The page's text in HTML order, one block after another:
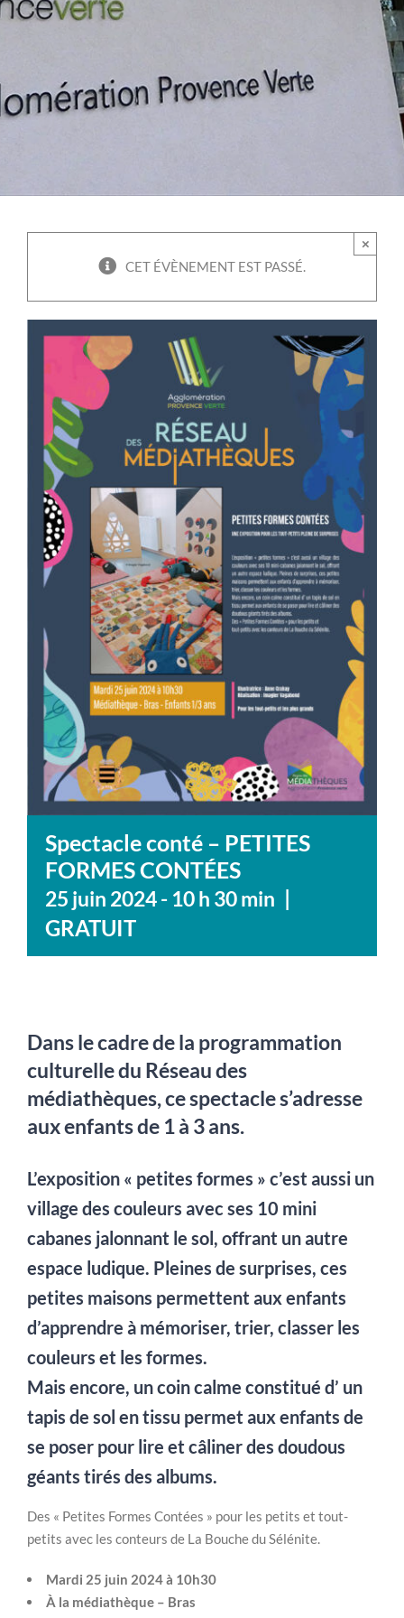
CET ÉVÈNEMENT EST PASSÉ.
×
Spectacle conté – PETITES
FORMES CONTÉES
25 juin 2024 - 10 h 30 min |
GRATUIT
Dans le cadre de la programmation
culturelle du Réseau des
médiathèques, ce spectacle s’adresse
aux enfants de 1 à 3 ans.
L’exposition « petites formes » c’est aussi un
village des couleurs avec ses 10 mini
cabanes jalonnant le sol, offrant un autre
espace ludique. Pleines de surprises, ces
petites maisons permettent aux enfants
d’apprendre à mémoriser, trier, classer les
couleurs et les formes.
Mais encore, un coin calme constitué d’ un
tapis de sol en tissu permet aux enfants de
se poser pour lire et câliner des doudous
géants tirés des albums.
Des « Petites Formes Contées » pour les petits et tout-
petits avec les conteurs de La Bouche du Sélénite.
Mardi 25 juin 2024 à 10h30
À la médiathèque – Bras